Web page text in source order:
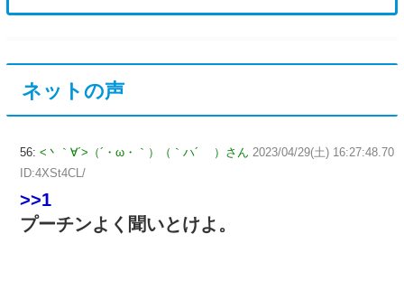
ネットの声
56: <丶｀∀´>（´・ω・｀）（｀ハ´ ）さん 2023/04/29(土) 16:27:48.70
ID:4XSt4CL/
>>1
プーチンよく聞いとけよ。